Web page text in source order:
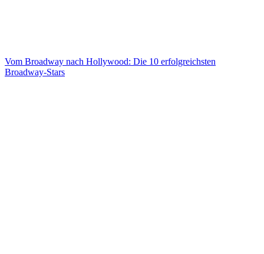
Vom Broadway nach Hollywood: Die 10 erfolgreichsten
Broadway-Stars